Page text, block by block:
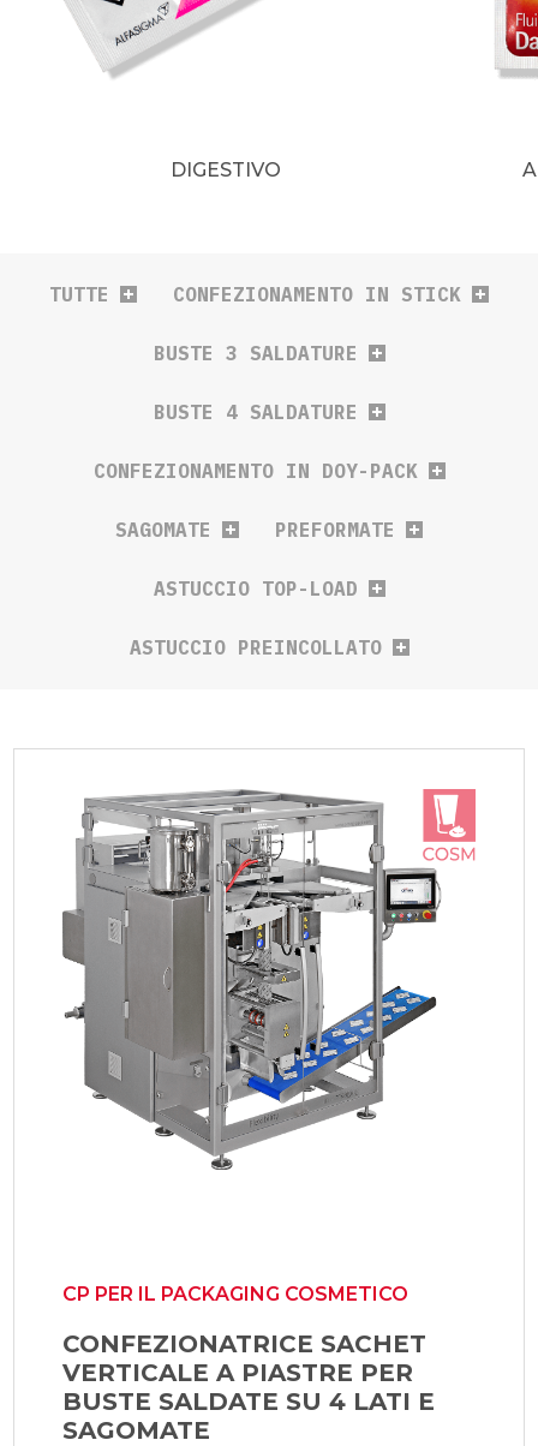
DIGESTIVO
TUTTE CONFEZIONAMENTO IN STICK
BUSTE 3 SALDATURE
BUSTE 4 SALDATURE
CONFEZIONAMENTO IN DOY-PACK
SAGOMATE PREFORMATE
ASTUCCIO TOP-LOAD
ASTUCCIO PREINCOLLATO
CP PER IL PACKAGING COSMETICO
CONFEZIONATRICE SACHET
VERTICALE A PIASTRE PER
BUSTE SALDATE SU 4 LATI E
SAGOMATE